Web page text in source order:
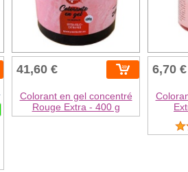
41,60 €
Colorant en gel concentré
Rouge Extra - 400 g
6,70 €